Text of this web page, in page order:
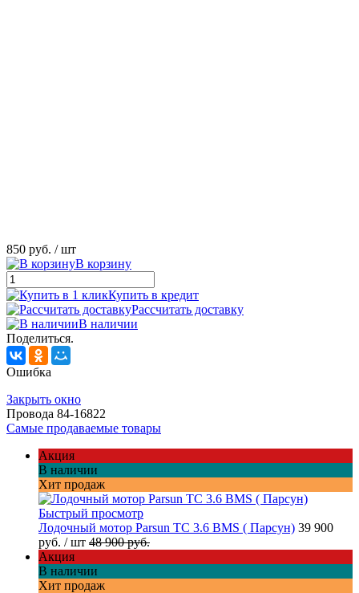
850 руб. / шт
В корзину
Купить в кредит
Рассчитать доставку
В наличии
Поделиться.
Ошибка
Закрыть окно
Провода 84-16822
Самые продаваемые товары
Акция
В наличии
Хит продаж
Быстрый просмотр
Лодочный мотор Parsun TC 3.6 BMS ( Парсун) 39 900
руб. / шт 48 900 руб.
Акция
В наличии
Хит продаж